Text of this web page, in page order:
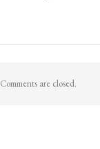
Comments are closed.